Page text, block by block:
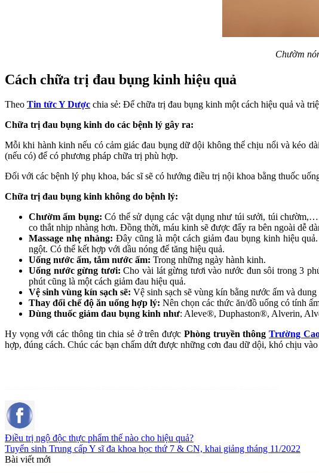
Chườm
Cách chữa trị đau bụng kinh hiệu quả
Theo Tin tức Y Dược chia sẻ: Để chữa trị đau bụng kinh một cách hiệu quả và
Chữa trị đau bụng kinh do các bệnh lý gây ra:
Mỗi khi hành kinh nếu có cảm giác đau bụng dữ dội không thể chịu nổi và kéo
(nếu có) để có phương pháp chữa trị phù hợp.
Đối với các bệnh lý phụ khoa, bác sĩ sẽ có hướng điều trị nội khoa bằng thuốc
Chữa trị đau bụng kinh không do bệnh lý:
Chườm ấm bụng: Có thể sử dụng các vật dụng như túi sưởi, túi
co thắt nhịp nhàng hơn. Đồng thời, máu kinh sẽ được đẩy ra bên ngoài dễ
Massage nhẹ nhàng: Đây cũng là một cách giảm đau bụng kinh hiệu
ngột. Có thể kết hợp với dầu nóng để tăng hiệu quả.
Uống nước ấm, tắm nước ấm: Trong những ngày hành kinh.
Uống nước gừng tươi: Cho vài lát gừng tươi vào nước đun sôi trong 3
phút cũng là một cách giảm đau hiệu quả.
Vệ sinh vùng kín sạch sẽ: Vệ sinh sạch sẽ vùng kín bằng nước ấm và
Thay đổi chế độ ăn uống hợp lý: Nên chọn các thức ăn/đồ uống có tính
Dùng thuốc giảm đau bụng kinh như: Aleve®, Duphaston®, Alverin,
Hy vọng với các thông tin chia sẻ ở trên được Phòng truyền thôngTrường
hợp, đúng cách. Chúc các bạn chấm dứt được những cơn đau dữ dội, khó chịu
Điều trị ngộ độc thực phẩm thế nào cho hiệu quả?
Tuyển sinh Trung cấp Y sĩ đa khoa học thứ 7 & CN, khai giảng tháng 11/2022
Bài viết mới